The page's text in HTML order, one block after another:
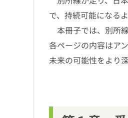
で、持続可能になる
本冊子では、別所
各ページの内容はア
未来の可能性をより